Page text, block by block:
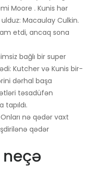
Moore . Kunis hər
ulduz: Macaulay Culkin.
etdi, ancaq sona
bağlı bir super
Kutcher və Kunis bir-
dərhal başa
təsadüfən
nə qədər vaxt
qədər